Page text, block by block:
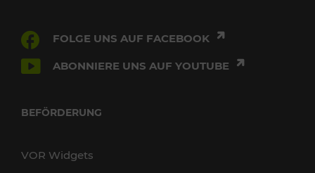
FOLGE UNS AUF FACEBOOK
ABONNIERE UNS AUF YOUTUBE
BEFÖRDERUNG
VOR Widgets